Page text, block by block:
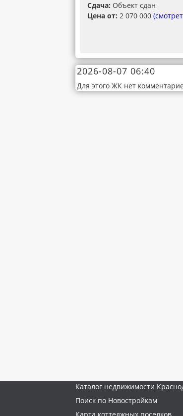
Сдача: Объект сдан
Цена от: 2 070 000
2026-08-07 06:40
Для этого ЖК нет
Каталог недвижимости
Поиск по Новостройкам